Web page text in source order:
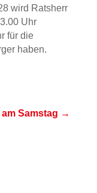
wird Ratsherr
Uhr
für die
haben.
Samstag →